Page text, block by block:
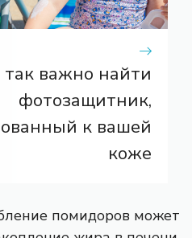
важно найти
фотозащитник,
к вашей
коже